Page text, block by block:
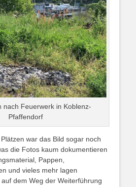
nach Feuerwerk in Koblenz-
Pfaffendorf
war das Bild sogar noch
die Fotos kaum dokumentieren
Pappen,
und vieles mehr lagen
dem Weg der Weiterführung